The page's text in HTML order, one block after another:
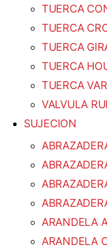
TUERCA
TUERCA
TUERCA
TUERCA
TUERCA
VALVULA
SUJECION
ARANDELA
ARANDELA